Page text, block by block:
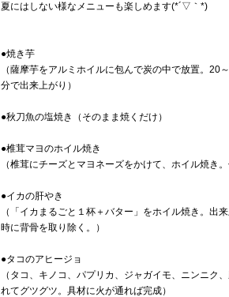
夏にはしない様なメニューも楽しめます(*´▽｀*)
●焼き芋
（薩摩芋をアルミホイルに包んで炭の中で放置。20
分で出来上がり）
●秋刀魚の塩焼き（そのまま焼くだけ）
●椎茸マヨのホイル焼き
（椎茸にチーズとマヨネーズをかけて、ホイル焼き
●イカの肝やき
（「イカまるごと１杯＋バター」をホイル焼き。出
時に背骨を取り除く。）
●タコのアヒージョ
（タコ、キノコ、パプリカ、ジャガイモ、ニンニク
れてグツグツ。具材に火が通れば完成）